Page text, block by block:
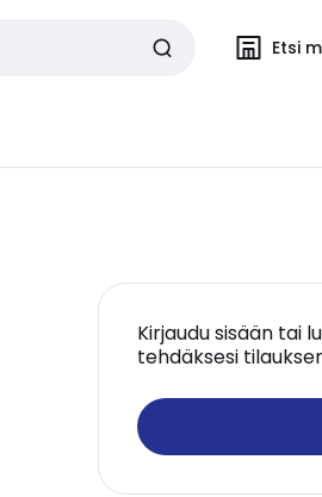
Etsi
Kirjaudu sisään tai
tehdäksesi